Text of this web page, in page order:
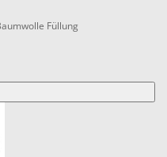
Füllung